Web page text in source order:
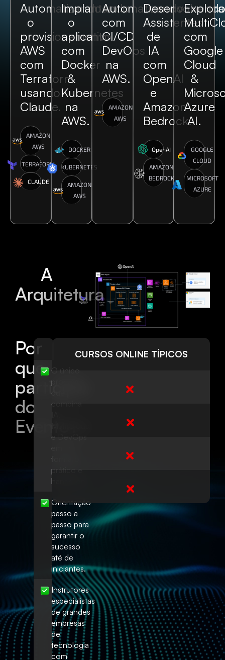
Automatizando
o
provisionamento
AWS
com
Terraform
usando
Claude.
AMAZON
AWS
TERRAFORM
CLAUDE
Implantando
o
aplicativo
com
Docker
&
Kubernetes
na
AWS.
DOCKER
KUBERNETES
AMAZON
AWS
Automatizando
com
CI/CD
DevOps
na
AWS.
AMAZON
AWS
Desenvolvendo
Assistentes
de
IA
com
OpenAI
e
Amazon
Bedrock.
OpenAI
AMAZON
BEDROCK
com
Google
Cloud
&
Azure
AI.
GOOGLE
CLOUD
MICROSOFT
AZURE
A
Arquitetura
Por
que
participar
do
Evento?
O único
programa
que
combina
IA,
MultiCloud
e DevOps
em um
formato
prático e
hands-on.
Orientação
passo a
passo para
garantir o
sucesso
até de
iniciantes.
Instrutores
especialistas
de grandes
empresas
de
tecnologia
com
CURSOS ONLINE TÍPICOS